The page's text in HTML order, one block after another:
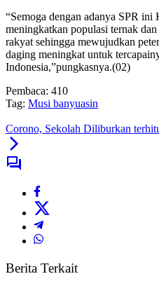
“Semoga dengan adanya SPR ini
meningkatkan populasi ternak
rakyat sehingga mewujudkan
daging meningkat untuk
Indonesia,”pungkasnya.(02)
Pembaca: 410
Tag: Musi banyuasin
Corono, Sekolah Diliburkan
Berita Terkait